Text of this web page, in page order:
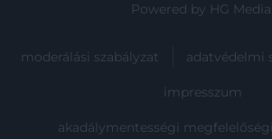
Powered by HG Media
moderálási szabályzat adatvédelmi
impresszum
akadálymentességi